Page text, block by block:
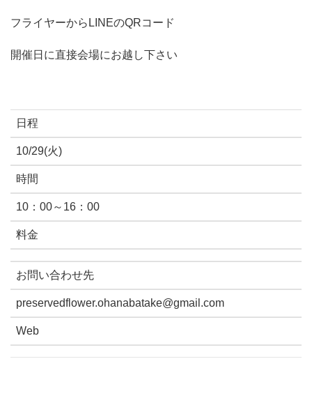
フライヤーからLINEのQRコード
開催日に直接会場にお越し下さい
日程
10/29(火)
時間
10：00～16：00
料金
お問い合わせ先
preservedflower.ohanabatake@gmail.com
Web